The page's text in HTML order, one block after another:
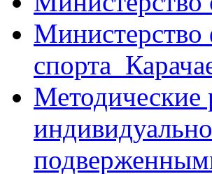
Министерство
спорта
Методические